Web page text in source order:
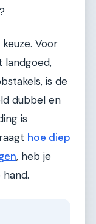
Voor
landgoed,
is de
dubbel en
is
hoe diep
, heb je